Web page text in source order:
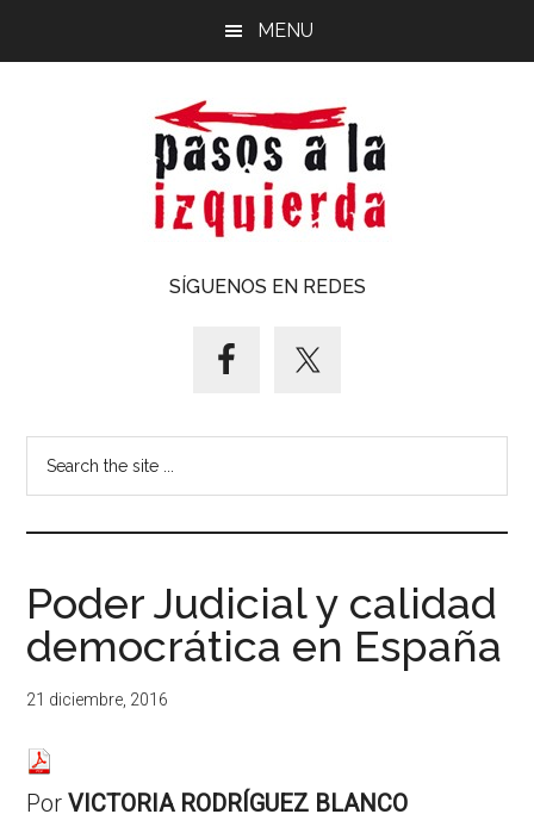
MENU
Pasos
izquierda
Tanteos.
Cruces
de
caminos
SÍGUENOS EN REDES
Poder Judicial y calidad
democrática en España
21 diciembre, 2016
PorVICTORIA RODRÍGUEZ BLANCO